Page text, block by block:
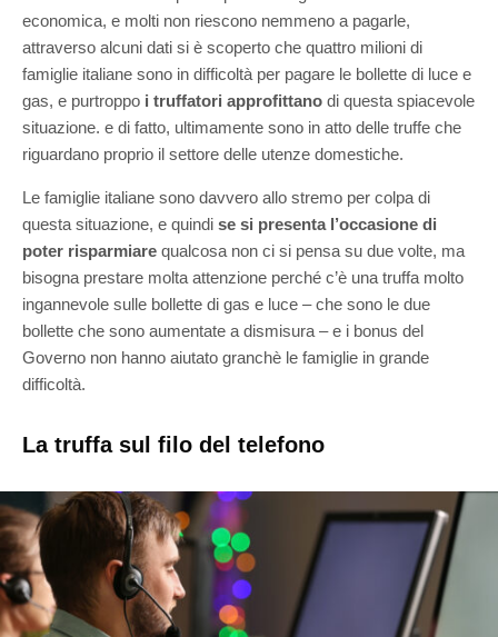
economica, e molti non riescono nemmeno a pagarle,
attraverso alcuni dati si è scoperto che quattro milioni di
famiglie italiane sono in difficoltà per pagare le bollette di luce e
gas, e purtroppo i truffatori approfittano di questa spiacevole
situazione. e di fatto, ultimamente sono in atto delle truffe che
riguardano proprio il settore delle utenze domestiche.
Le famiglie italiane sono davvero allo stremo per colpa di
questa situazione, e quindi se si presenta l’occasione di
poter risparmiare qualcosa non ci si pensa su due volte, ma
bisogna prestare molta attenzione perché c’è una truffa molto
ingannevole sulle bollette di gas e luce – che sono le due
bollette che sono aumentate a dismisura – e i bonus del
Governo non hanno aiutato granchè le famiglie in grande
difficoltà.
La truffa sul filo del telefono